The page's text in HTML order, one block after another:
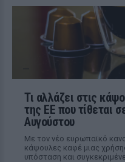
Τι αλλάζει στις
της ΕΕ που τίθεται
Αυγούστου
Με τον νέο ευρωπαϊκό
κάψουλες καφέ μιας
υπόσταση και